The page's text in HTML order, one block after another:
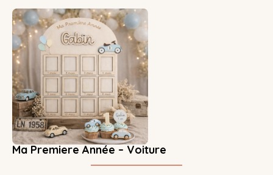
Ma Premiere Année – Voiture